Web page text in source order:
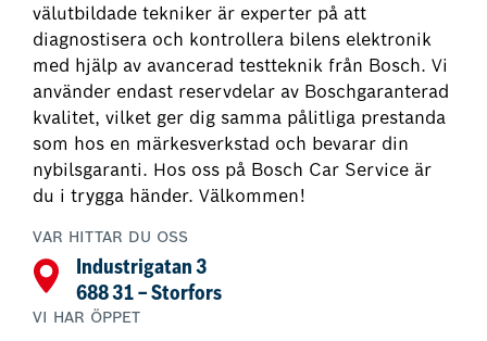
välutbildade tekniker är experter på att
diagnostisera och kontrollera bilens elektronik
med hjälp av avancerad testteknik från Bosch. Vi
använder endast reservdelar av Boschgaranterad
kvalitet, vilket ger dig samma pålitliga prestanda
som hos en märkesverkstad och bevarar din
nybilsgaranti. Hos oss på Bosch Car Service är
du i trygga händer. Välkommen!
VAR HITTAR DU OSS
Industrigatan 3
688 31 – Storfors
VI HAR ÖPPET